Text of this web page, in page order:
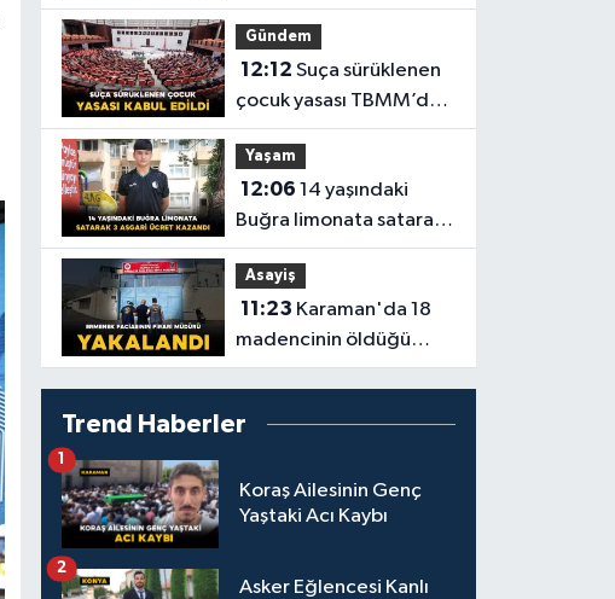
yüzleşti
Gündem
12:12
çocuk yasası TBMM’de
kabul edildi
Yaşam
12:06
Buğra limonata satarak
asgari ücretin üç katı
kazandı
Asayiş
11:23
madencinin öldüğü
olayın firari hükümlüsü
Trend Haberler
Koraş Ailesinin Genç
Yaştaki Acı Kaybı
1
Asker Eğlencesi Kanlı
2